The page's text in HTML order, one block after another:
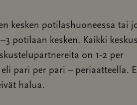
kesken potilashuoneessa tai
potilaan kesken. Kaikki
on 1-2 per
pari per pari – periaatteella.
halua.